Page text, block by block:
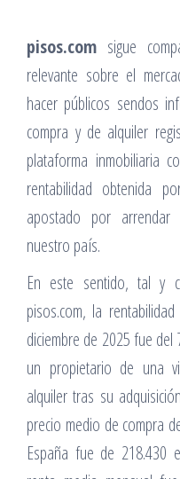
pisos.com sigue
relevante sobre el
hacer públicos sendos
compra y de alquiler
plataforma inmobiliaria
rentabilidad obtenida
apostado por
nuestro país.
En este sentido, tal y
pisos.com, la
diciembre de 2025 fue
un propietario de una
alquiler tras su
precio medio de compra
España fue de 218.430